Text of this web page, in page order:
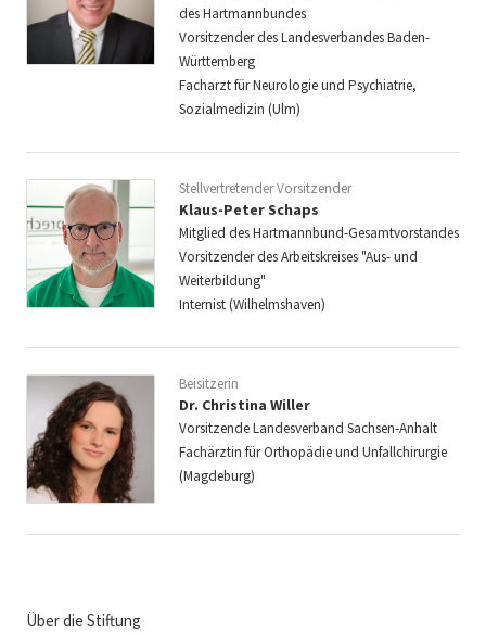
des Hartmannbundes
Vorsitzender des Landesverbandes Baden-
Württemberg
Facharzt für Neurologie und Psychiatrie,
Sozialmedizin (Ulm)
Stellvertretender Vorsitzender
Klaus-Peter Schaps
Mitglied des Hartmannbund-Gesamtvorstandes
Vorsitzender des Arbeitskreises "Aus- und
Weiterbildung"
Internist (Wilhelmshaven)
Beisitzerin
Dr. Christina Willer
Vorsitzende Landesverband Sachsen-Anhalt
Fachärztin für Orthopädie und Unfallchirurgie
(Magdeburg)
Über die Stiftung